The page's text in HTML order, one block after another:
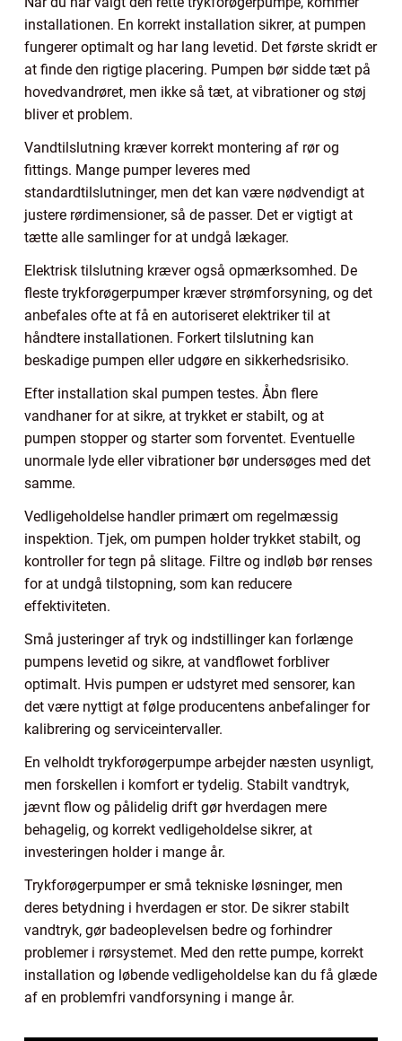
installationen. En korrekt installation sikrer, at pumpen
fungerer optimalt og har lang levetid. Det første skridt er
at finde den rigtige placering. Pumpen bør sidde tæt på
hovedvandrøret, men ikke så tæt, at vibrationer og støj
bliver et problem.
Vandtilslutning kræver korrekt montering af rør og
fittings. Mange pumper leveres med
standardtilslutninger, men det kan være nødvendigt at
justere rørdimensioner, så de passer. Det er vigtigt at
tætte alle samlinger for at undgå lækager.
Elektrisk tilslutning kræver også opmærksomhed. De
fleste trykforøgerpumper kræver strømforsyning, og det
anbefales ofte at få en autoriseret elektriker til at
håndtere installationen. Forkert tilslutning kan
beskadige pumpen eller udgøre en sikkerhedsrisiko.
Efter installation skal pumpen testes. Åbn flere
vandhaner for at sikre, at trykket er stabilt, og at
pumpen stopper og starter som forventet. Eventuelle
unormale lyde eller vibrationer bør undersøges med det
samme.
Vedligeholdelse handler primært om regelmæssig
inspektion. Tjek, om pumpen holder trykket stabilt, og
kontroller for tegn på slitage. Filtre og indløb bør renses
for at undgå tilstopning, som kan reducere
effektiviteten.
Små justeringer af tryk og indstillinger kan forlænge
pumpens levetid og sikre, at vandflowet forbliver
optimalt. Hvis pumpen er udstyret med sensorer, kan
det være nyttigt at følge producentens anbefalinger for
kalibrering og serviceintervaller.
En velholdt trykforøgerpumpe arbejder næsten usynligt,
men forskellen i komfort er tydelig. Stabilt vandtryk,
jævnt flow og pålidelig drift gør hverdagen mere
behagelig, og korrekt vedligeholdelse sikrer, at
investeringen holder i mange år.
Trykforøgerpumper er små tekniske løsninger, men
deres betydning i hverdagen er stor. De sikrer stabilt
vandtryk, gør badeoplevelsen bedre og forhindrer
problemer i rørsystemet. Med den rette pumpe, korrekt
installation og løbende vedligeholdelse kan du få glæde
af en problemfri vandforsyning i mange år.